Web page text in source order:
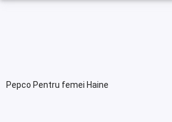
Pepco Pentru femei Haine